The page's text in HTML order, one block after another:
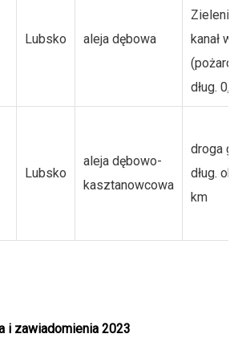
Lubsko aleja dębowa
kanał
dług.
Lubsko
aleja dębowo-
kasztanowcowa
droga
dług.
km
i zawiadomienia 2023